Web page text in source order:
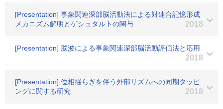
[Presentation] 事象関連深部脳活動法による対連合記憶形成
メカニズム解明とゲシュタルトの関与
2018
[Presentation] 脳波による事象関連深部脳活動評価法と応用
2018
[Presentation] 位相揺らぎを伴う外部リズムへの同期タッピ
ングに関する研究
2018